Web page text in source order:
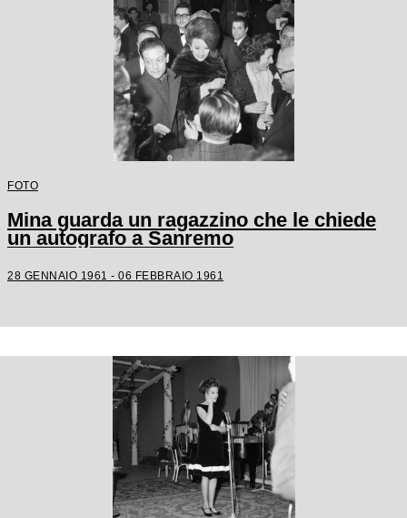
FOTO
Mina guarda un ragazzino che le chiede
un autografo a Sanremo
28 GENNAIO 1961 - 06 FEBBRAIO 1961